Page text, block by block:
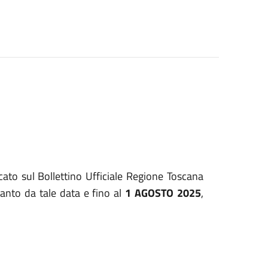
sul Bollettino Ufficiale Regione Toscana
da tale data e fino al 1 AGOSTO 2025,